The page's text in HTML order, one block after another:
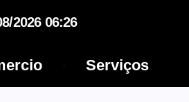
2026 06:26
Serviços